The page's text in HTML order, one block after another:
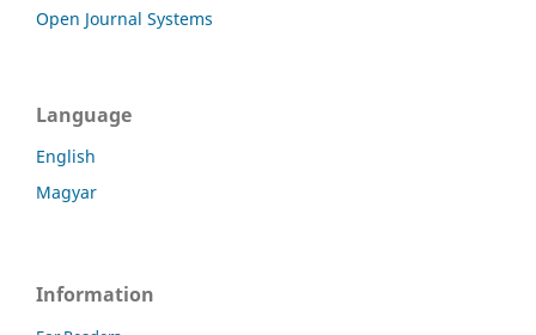
Open Journal Systems
Language
English
Magyar
Information